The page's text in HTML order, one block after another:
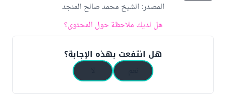
المصدر: الشيخ محمد صالح المنجد
هل لديك ملاحظة حول المحتوى؟
هل انتفعت بهذه الإجابة؟